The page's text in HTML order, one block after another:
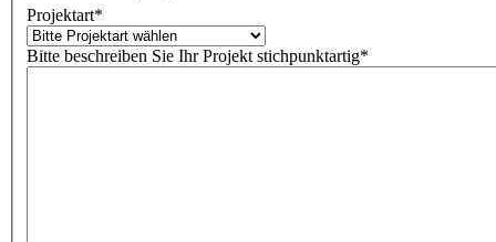
Projektart*
Bitte beschreiben Sie Ihr Projekt stichpunktartig*